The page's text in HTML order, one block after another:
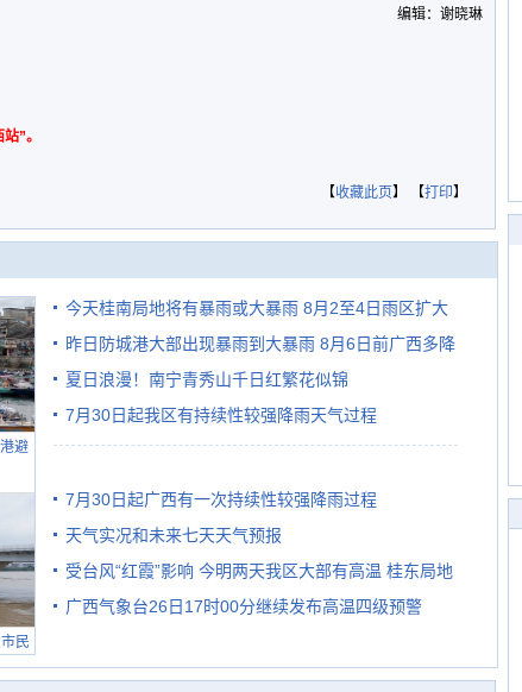
编辑：谢晓琳
”。
【收藏此页】 【打印】
避
民
今天桂南局地将有暴雨或大暴雨 8月2至4日雨区扩大
需继续防范
昨日防城港大部出现暴雨到大暴雨 8月6日前广西多降
雨
夏日浪漫！南宁青秀山千日红繁花似锦
7月30日起我区有持续性较强降雨天气过程
7月30日起广西有一次持续性较强降雨过程
天气实况和未来七天天气预报
受台风“红霞”影响 今明两天我区大部有高温 桂东局地
有较强降雨
广西气象台26日17时00分继续发布高温四级预警